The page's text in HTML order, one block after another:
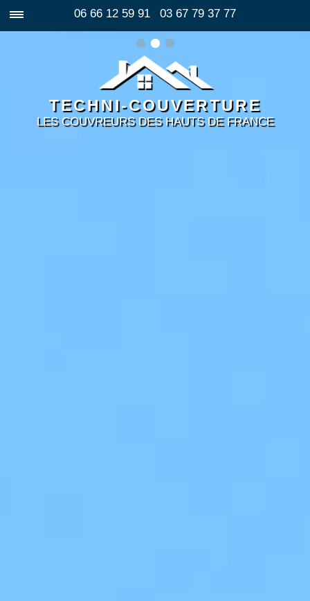
06 66 12 59 91 03 67 79 37 77
TECHNI-COUVERTURE
LES COUVREURS DES HAUTS DE FRANCE